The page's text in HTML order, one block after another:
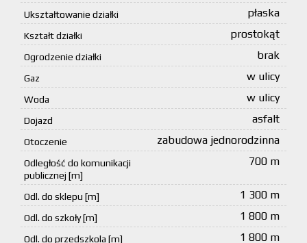
Ukształtowanie działki płaska
Kształt działki prostokąt
Ogrodzenie działki brak
Gaz w ulicy
Woda w ulicy
Dojazd asfalt
Otoczenie zabudowa jednorodzinna
Odległość do komunikacji
publicznej [m]
700 m
Odl. do sklepu [m] 1 300 m
Odl. do szkoły [m] 1 800 m
Odl. do przedszkola [m] 1 800 m